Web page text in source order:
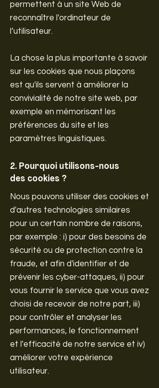
permettent à un site Web de
reconnaître l'ordinateur de
l’utilisateur.
La chose la plus importante à savoir
sur les cookies que nous plaçons
est qu'ils servent à améliorer la
convivialité de notre site web, par
exemple en mémorisant les
préférences du site et les
paramètres linguistiques.
2. Pourquoi utilisons-nous
des cookies ?
Nous pouvons utiliser des cookies et
d'autres technologies similaires
pour un certain nombre de raisons,
par exemple : i) pour des besoins de
sécurité ou de protection contre la
fraude, et afin d'identifier et de
prévenir les cyber-attaques, ii) pour
vous fournir le service que vous avez
choisi de recevoir de notre part, iii)
pour contrôler et analyser les
performances, le fonctionnement
et l'efficacité de notre service et iv)
améliorer votre expérience
utilisateur.